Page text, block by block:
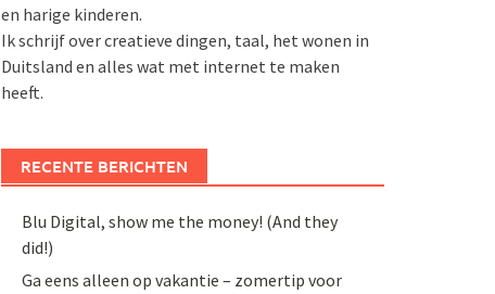
en harige kinderen.
Ik schrijf over creatieve dingen, taal, het wonen in
Duitsland en alles wat met internet te maken
heeft.
RECENTE BERICHTEN
Blu Digital, show me the money! (And they
did!)
Ga eens alleen op vakantie – zomertip voor